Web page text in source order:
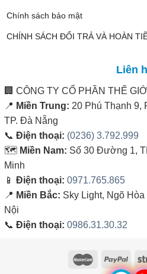
Chính sách bảo mật
CHÍNH SÁCH ĐỔI TRẢ VÀ HOÀN
Liên
🏢 CÔNG TY CỔ PHẦN THẾ
📍 Miền Trung: 20 Phú Thạnh 9,
TP. Đà Nẵng
📞 Điện thoại: (0236) 3.792.999
🗺️ Miền Nam: Số 30 Đường 1,
Minh
📱 Điện thoại: 0971.765.865
📍 Miền Bắc: Sky Light, Ngõ
Nội
📞 Điện thoại: 0986.31.30.32